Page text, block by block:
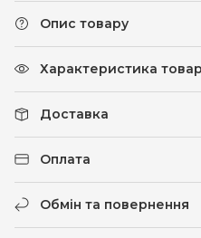
Опис товару
Характеристика
Доставка
Оплата
Обмін та повернення